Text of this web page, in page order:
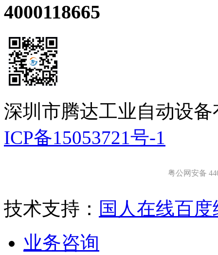
4000118665
深圳市腾达工业自动设
ICP备15053721号-1
粤公网安备
技术支持： 国人在线百度
业务咨询